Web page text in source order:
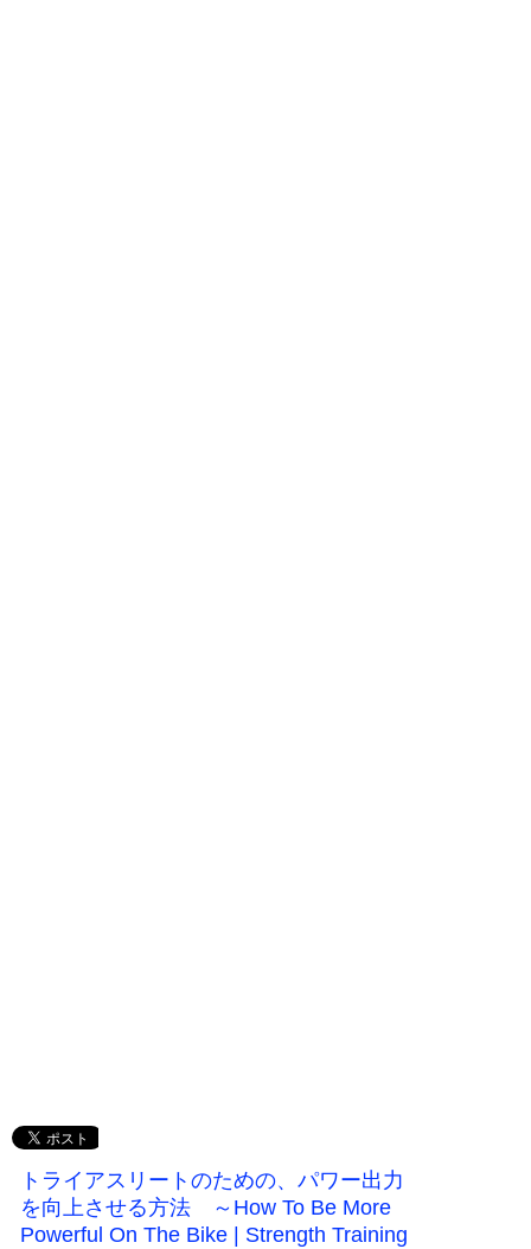
トライアスリートのための、パワー出力
を向上させる方法 ～How To Be More
Powerful On The Bike | Strength Training